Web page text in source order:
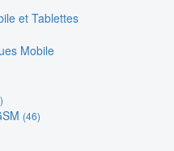
et Tablettes
Mobile
(46)